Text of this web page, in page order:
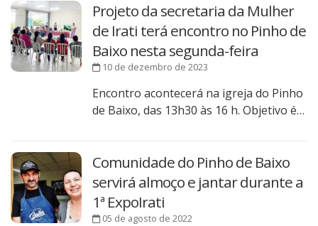
Projeto da secretaria da Mulher
de Irati terá encontro no Pinho de
Baixo nesta segunda-feira
10 de dezembro de 2023
Encontro acontecerá na igreja do Pinho
de Baixo, das 13h30 às 16 h. Objetivo é…
Comunidade do Pinho de Baixo
servirá almoço e jantar durante a
1ª ExpoIrati
05 de agosto de 2022